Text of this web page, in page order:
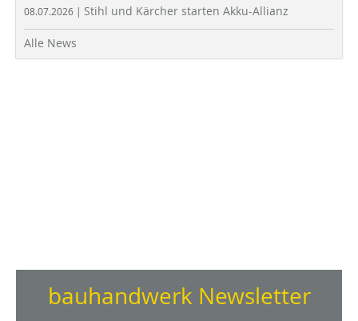
08.07.2026 | Stihl und Kärcher starten Akku-Allianz
Alle News
bauhandwerk Newsletter